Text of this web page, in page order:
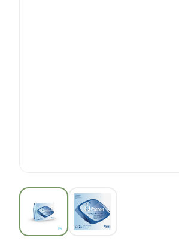
View larger imageView larger image